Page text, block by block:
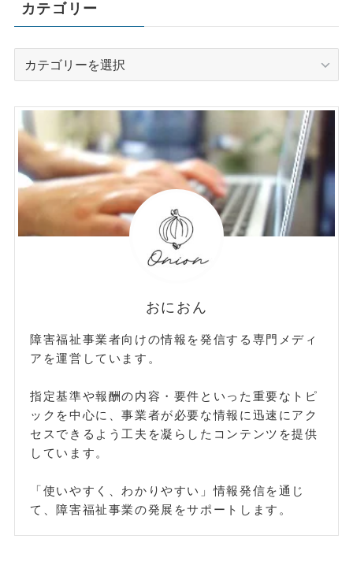
カテゴリー
ー
おにおん
障害福祉事業者向けの情報を発信する専門メディ
アを運営しています。
指定基準や報酬の内容・要件といった重要なトピ
ックを中心に、事業者が必要な情報に迅速にアク
セスできるよう工夫を凝らしたコンテンツを提供
しています。
「使いやすく、わかりやすい」情報発信を通じ
て、障害福祉事業の発展をサポートします。